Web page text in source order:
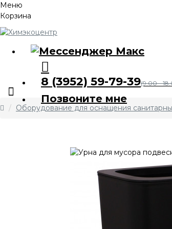
Меню
Корзина
8 (3952) 59-79-39(9.00 -
Позвоните мне
Оборудование для оснащения